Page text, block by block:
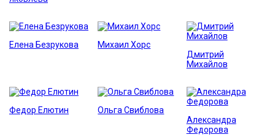
Елена Безрукова
Михаил Хорс
Дмитрий
Михайлов
Федор Елютин
Ольга Свиблова
Александра
Федорова